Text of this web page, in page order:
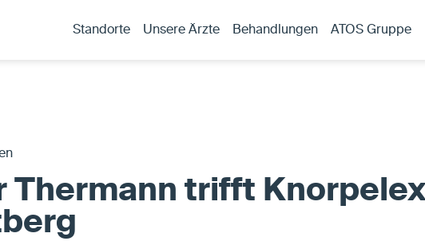
Standorte Unsere Ärzte Behandlungen ATOS Gruppe
Thermann trifft